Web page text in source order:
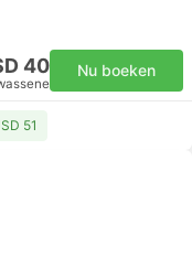
40 Nu boeken
51